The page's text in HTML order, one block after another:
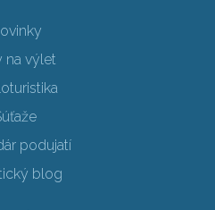
na výlet
podujatí
blog